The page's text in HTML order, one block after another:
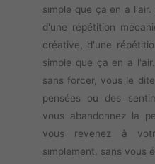
simple que ça en a
d'une répétition
créative, d'une
simple que ça en a
sans forcer, vous le
pensées ou des
vous abandonnez la
vous revenez à
simplement, sans vous